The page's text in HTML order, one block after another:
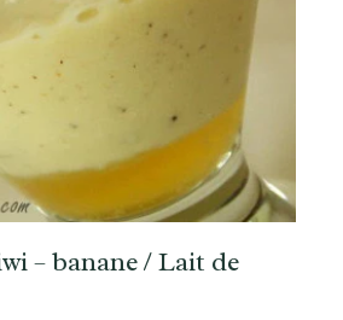
– banane / Lait de